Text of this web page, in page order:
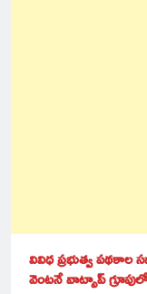
వివిధ ప్రభుత్వ
వెంటనే వాట్సాప్